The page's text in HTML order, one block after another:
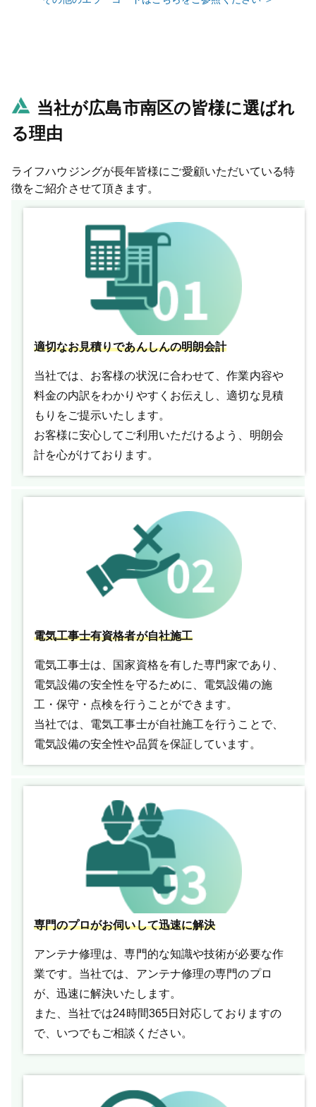
当社が広島市南区の皆様に選ばれ
る理由
ライフハウジングが長年皆様にご愛顧いただいている特
徴をご紹介させて頂きます。
適切なお見積りであんしんの明朗会計
当社では、お客様の状況に合わせて、作業内容や
料金の内訳をわかりやすくお伝えし、適切な見積
もりをご提示いたします。
お客様に安心してご利用いただけるよう、明朗会
計を心がけております。
電気工事士有資格者が自社施工
電気工事士は、国家資格を有した専門家であり、
電気設備の安全性を守るために、電気設備の施
工・保守・点検を行うことができます。
当社では、電気工事士が自社施工を行うことで、
電気設備の安全性や品質を保証しています。
専門のプロがお伺いして迅速に解決
アンテナ修理は、専門的な知識や技術が必要な作
業です。当社では、アンテナ修理の専門のプロ
が、迅速に解決いたします。
また、当社では24時間365日対応しておりますの
で、いつでもご相談ください。